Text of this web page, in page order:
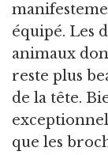
équipé. Les
animaux
reste plus
de la tête.
que les